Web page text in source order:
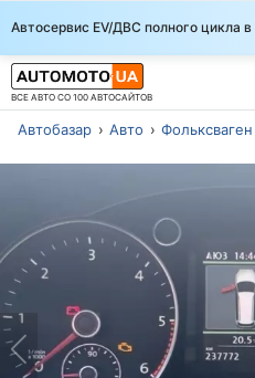
Автосервис EV/ДВС полного цикла
ВСЕ АВТО СО 100 АВТОСАЙТОВ
Автобазар Авто Фольксваген